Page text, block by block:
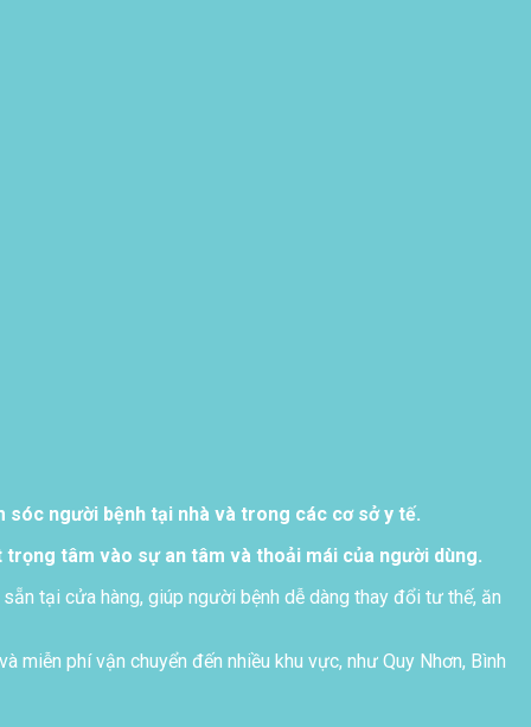
sóc người bệnh tại nhà và trong các cơ sở y tế.
tâm vào sự an tâm và thoải mái của người dùng.
tại cửa hàng, giúp người bệnh dễ dàng thay đổi tư thế, ăn
miễn phí vận chuyển đến nhiều khu vực, như Quy Nhơn, Bình